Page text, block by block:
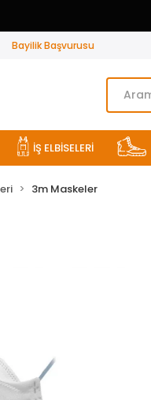
Bayilik Başvurusu
İŞ ELBİSELERİ
3m Maskeler